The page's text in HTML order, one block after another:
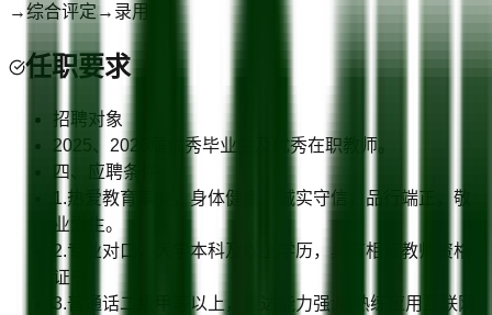
→综合评定→录用。
任职要求
招聘对象
2025、2026届优秀毕业生及优秀在职教师。
四、应聘条件
1.热爱教育事业，身体健康，诚实守信，品行端正，敬
业爱生。
2.专业对口，大学本科及以上学历，具有相应教师资格
证书。
3.普通话二级甲等以上，表达能力强;能熟练应用互联网